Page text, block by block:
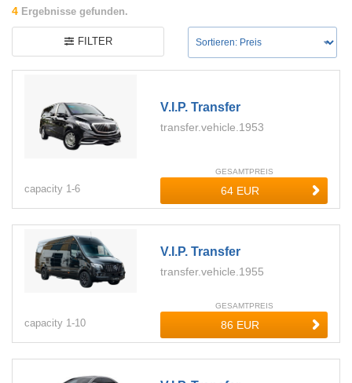
4 Ergebnisse gefunden.
FILTER
V.i.p. Transfer
transfer.vehicle.1953
capacity 1-6
GESAMTPREIS
V.i.p. Transfer
transfer.vehicle.1955
capacity 1-10
GESAMTPREIS